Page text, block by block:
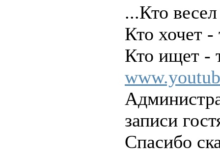
...Кто
Кто хочет -
Кто ищет -
записи
Спасибо